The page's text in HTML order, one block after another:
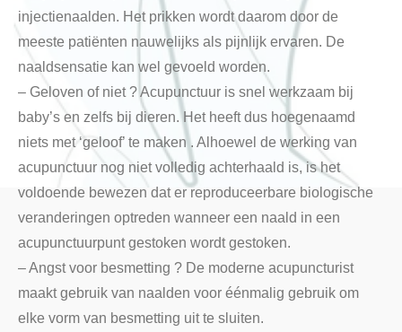
injectienaalden. Het prikken wordt daarom door de
meeste patiënten nauwelijks als pijnlijk ervaren. De
naaldsensatie kan wel gevoeld worden.
– Geloven of niet ? Acupunctuur is snel werkzaam bij
baby’s en zelfs bij dieren. Het heeft dus hoegenaamd
niets met ‘geloof’ te maken . Alhoewel de werking van
acupunctuur nog niet volledig achterhaald is, is het
voldoende bewezen dat er reproduceerbare biologische
veranderingen optreden wanneer een naald in een
acupunctuurpunt gestoken wordt gestoken.
– Angst voor besmetting ? De moderne acupuncturist
maakt gebruik van naalden voor éénmalig gebruik om
elke vorm van besmetting uit te sluiten.